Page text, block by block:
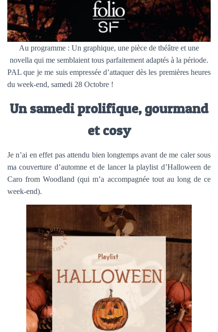
Au programme : Un graphique, une pièce de théâtre et une
novella qui me semblaient tous parfaitement adaptés à la période.
PAL que je me suis empressée d’attaquer dès les premières heures
du week-end, samedi 28 Octobre !
Un samedi prolifique, gourmand
et cosy
Je n’ai en effet pas attendu bien longtemps avant de me caler sous
ma couverture d’automne et de lancer la playlist d’Halloween de
Caro from Woodland (qui m’a accompagnée tout au long de ce
week-end).